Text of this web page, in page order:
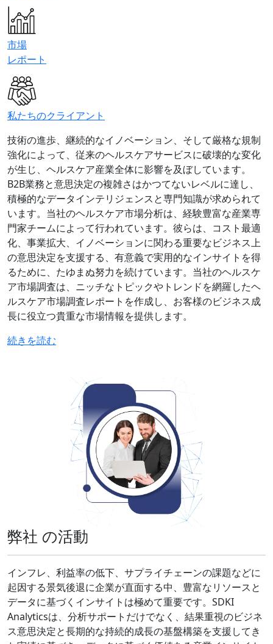
市場
レポート
私たちのクライアント
技術の進歩、継続的なイノベーション、そして厳格な規制
強化によって、従来のヘルスケアサービスに破壊的な変化
が生じ、ヘルスケア産業全体に影響を及ぼしています。
B2B業務と意思決定の複雑さはかつてないレベルに達し、
積極的なデータインテリジェンスと専門知識が求められて
います。当社のヘルスケア市場分析は、経験豊富な産業専
門家チームによって行われています。彼らは、コスト最適
化、事業拡大、イノベーションに関わる重要なビジネス上
の意思決定を支援する、有意義で実用的なインサイトを得
るために、たゆまぬ努力を続けています。当社のヘルスケ
ア市場調査は、ニッチなトピックやトレンドを網羅したヘ
ルスケア市場調査レポートを作成し、お客様のビジネス成
長に役立つ貴重な市場情報を提供します。
続きを読む
弊社 の活動
インフレ、利益率の低下、サプライチェーンの課題などに
起因する景気後退に企業が直面する中、豊富なリソースと
データに基づくインサイトは極めて重要です。SDKI
Analyticsは、分析サポートだけでなく、結果重視のビジネ
ス意思決定と長期的な持続的成長の基盤構築を支援してき